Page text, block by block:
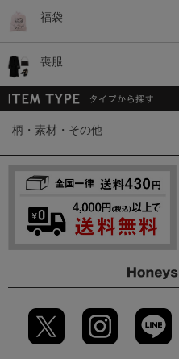
福袋
喪服
柄・素材・その他